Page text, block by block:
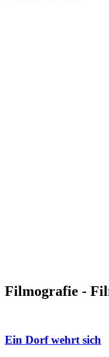
Filmografie -
Ein Dorf wehrt sich